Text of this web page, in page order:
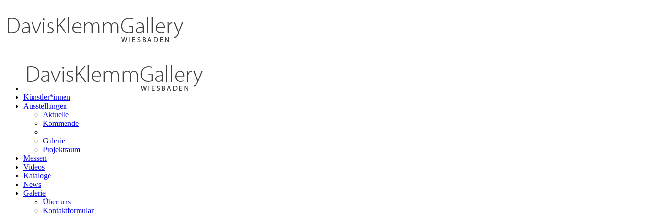
Künstler*innen
Ausstellungen
Aktuelle
Kommende
Galerie
Projektraum
Messen
Videos
Kataloge
News
Galerie
Über uns
Kontaktformular